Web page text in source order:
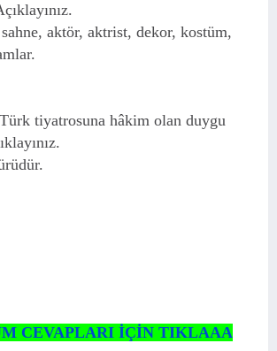
aktör, aktrist, dekor, kostüm,
tiyatrosuna hâkim olan duygu
CEVAPLARI İÇİN TIKLAAA